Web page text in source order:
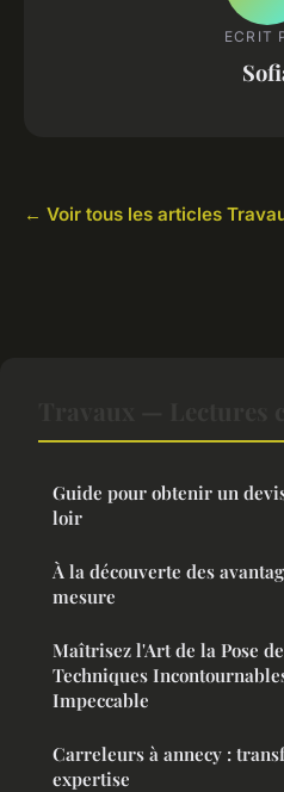
ECRIT
← Voir tous les articles
Guide pour obtenir un
loir
À la découverte des
mesure
Maîtrisez l'Art de la Pose
Techniques
Impeccable
Carreleurs à annecy :
expertise